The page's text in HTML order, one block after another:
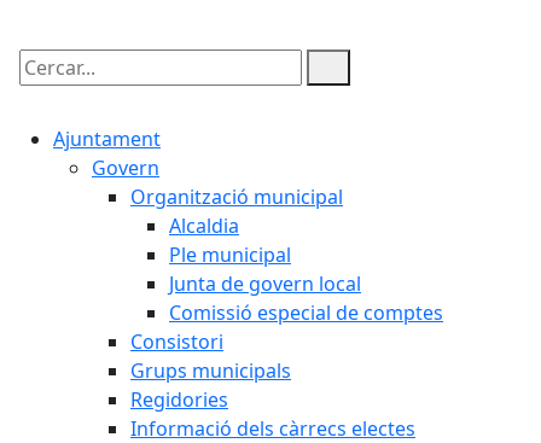
Cercar:
Ajuntament
Govern
Organització municipal
Alcaldia
Ple municipal
Junta de govern local
Comissió especial de comptes
Consistori
Grups municipals
Regidories
Informació dels càrrecs electes